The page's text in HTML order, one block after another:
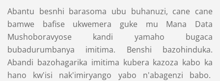
Abantu besnhi barasoma ubu buhanuzi, cane cane
bamwe bafise ukwemera guke mu Mana Data
Mushoboravyose kandi yamaho bugaca
bubadurumbanya imitima. Benshi bazohinduka.
Abandi bazohagarika imitima kubera kazoza kabo ka
hano kw'isi nak'imiryango yabo n'abagenzi babo.